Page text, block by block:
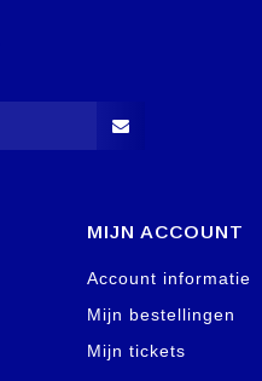
MIJN ACCOUNT
Account informatie
Mijn bestellingen
Mijn tickets